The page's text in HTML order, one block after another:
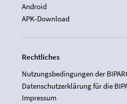
Android
APK-Download
Rechtliches
Nutzungsbedingungen der
Datenschutzerklärung für die
Impressum